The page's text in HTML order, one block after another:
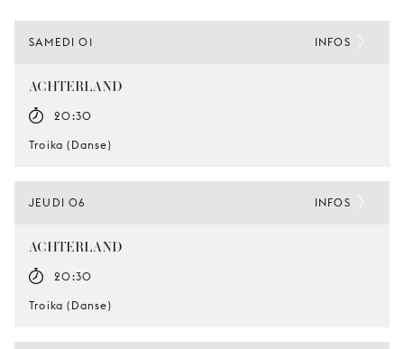
SAMEDI 01
ACHTERLAND
20:30
Troika (Danse)
INFOS
JEUDI 06
ACHTERLAND
20:30
Troika (Danse)
INFOS